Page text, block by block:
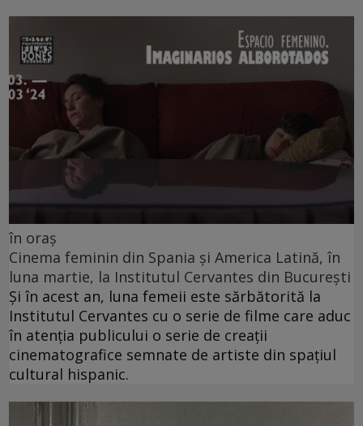
în oraș
Cinema feminin din Spania și America Latină, în
luna martie, la Institutul Cervantes din București
Și în acest an, luna femeii este sărbătorită la
Institutul Cervantes cu o serie de filme care aduc
în atenția publicului o serie de creații
cinematografice semnate de artiste din spațiul
cultural hispanic.